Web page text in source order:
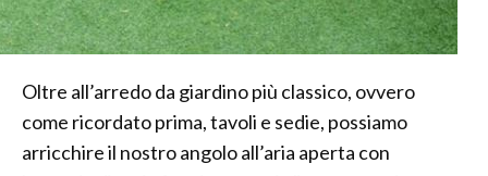
Oltre all’arredo da giardino più classico, ovvero
come ricordato prima, tavoli e sedie, possiamo
arricchire il nostro angolo all’aria aperta con